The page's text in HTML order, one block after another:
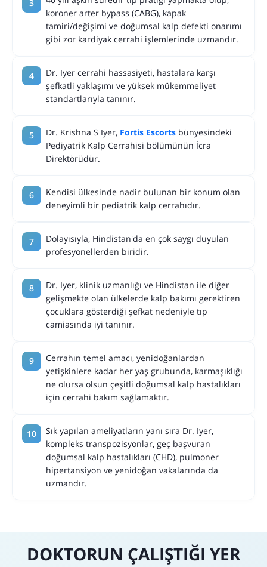
koroner arter bypass (CABG), kapak
tamiri/değişimi ve doğumsal kalp defekti onarımı
gibi zor kardiyak cerrahi işlemlerinde uzmandır.
Dr. Iyer cerrahi hassasiyeti, hastalara karşı
şefkatli yaklaşımı ve yüksek mükemmeliyet
standartlarıyla tanınır.
Dr. Krishna S Iyer, Fortis Escorts bünyesindeki
Pediyatrik Kalp Cerrahisi bölümünün İcra
Direktörüdür.
Kendisi ülkesinde nadir bulunan bir konum olan
deneyimli bir pediatrik kalp cerrahıdır.
Dolayısıyla, Hindistan'da en çok saygı duyulan
profesyonellerden biridir.
Dr. Iyer, klinik uzmanlığı ve Hindistan ile diğer
gelişmekte olan ülkelerde kalp bakımı gerektiren
çocuklara gösterdiği şefkat nedeniyle tıp
camiasında iyi tanınır.
Cerrahın temel amacı, yenidoğanlardan
yetişkinlere kadar her yaş grubunda, karmaşıklığı
ne olursa olsun çeşitli doğumsal kalp hastalıkları
için cerrahi bakım sağlamaktır.
Sık yapılan ameliyatların yanı sıra Dr. Iyer,
kompleks transpozisyonlar, geç başvuran
doğumsal kalp hastalıkları (CHD), pulmoner
hipertansiyon ve yenidoğan vakalarında da
uzmandır.
DOKTORUN ÇALIŞTIĞI YER